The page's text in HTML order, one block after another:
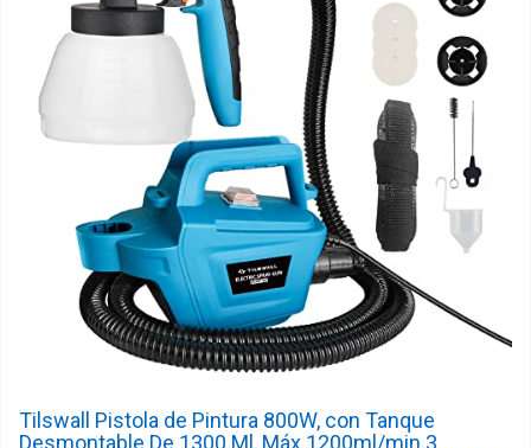
Tilswall Pistola de Pintura 800W, con Tanque